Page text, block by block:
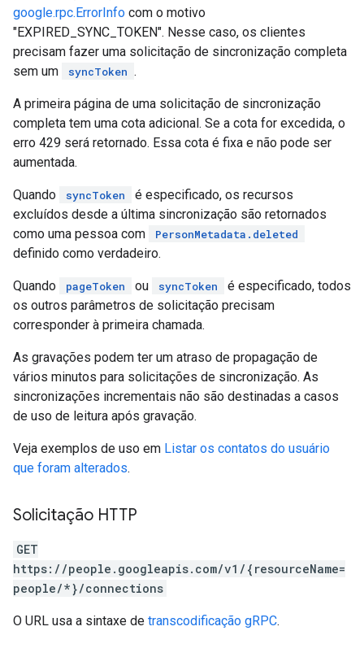
google.rpc.ErrorInfo com o motivo
"EXPIRED_SYNC_TOKEN". Nesse caso, os clientes
precisam fazer uma solicitação de sincronização completa
sem um
syncToken .
A primeira página de uma solicitação de sincronização
completa tem uma cota adicional. Se a cota for excedida, o
erro 429 será retornado. Essa cota é fixa e não pode ser
aumentada.
Quando syncToken
é especificado, os recursos
excluídos desde a última sincronização são retornados
como uma pessoa com
PersonMetadata.deleted
definido como verdadeiro.
Quando pageToken ou syncToken
é especificado, todos
os outros parâmetros de solicitação precisam
corresponder à primeira chamada.
As gravações podem ter um atraso de propagação de
vários minutos para solicitações de sincronização. As
sincronizações incrementais não são destinadas a casos
de uso de leitura após gravação.
Veja exemplos de uso em Listar os contatos do usuário
que foram alterados.
Solicitação HTTP
GET
https://people.googleapis.com/v1/{resourceName=
people/*}/connections
O URL usa a sintaxe de transcodificação gRPC.